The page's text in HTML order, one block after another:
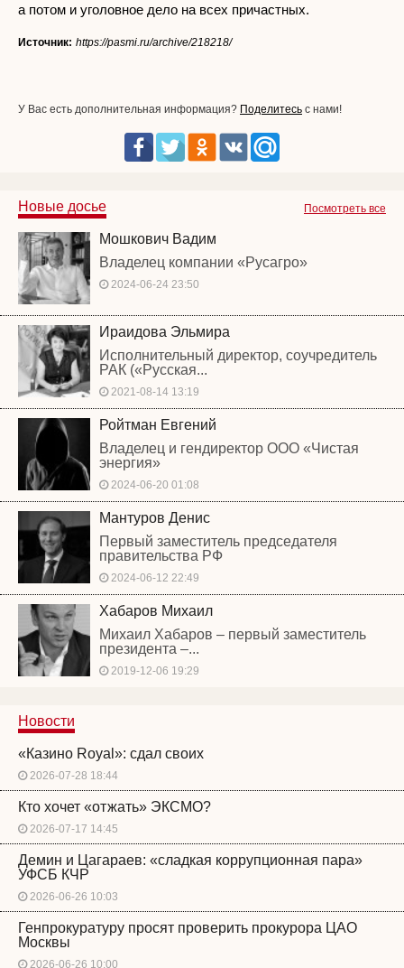
а потом и уголовное дело на всех причастных.
Источник: https://pasmi.ru/archive/218218/
У Вас есть дополнительная информация? Поделитесь с нами!
Посмотреть все
Новые досье
Мошкович Вадим
Владелец компании «Русагро»
2024-06-24 23:50
Ираидова Эльмира
Исполнительный директор, соучредитель
РАК («Русская...
2021-08-14 13:19
Ройтман Евгений
Владелец и гендиректор ООО «Чистая
энергия»
2024-06-20 01:08
Мантуров Денис
Первый заместитель председателя
правительства РФ
2024-06-12 22:49
Хабаров Михаил
Михаил Хабаров – первый заместитель
президента –...
2019-12-06 19:29
Новости
«Казино Royal»: сдал своих
2026-07-28 18:44
Кто хочет «отжать» ЭКСМО?
2026-07-17 14:45
Демин и Цагараев: «сладкая коррупционная пара»
УФСБ КЧР
2026-06-26 10:03
Генпрокуратуру просят проверить прокурора ЦАО
Москвы
2026-06-26 10:00